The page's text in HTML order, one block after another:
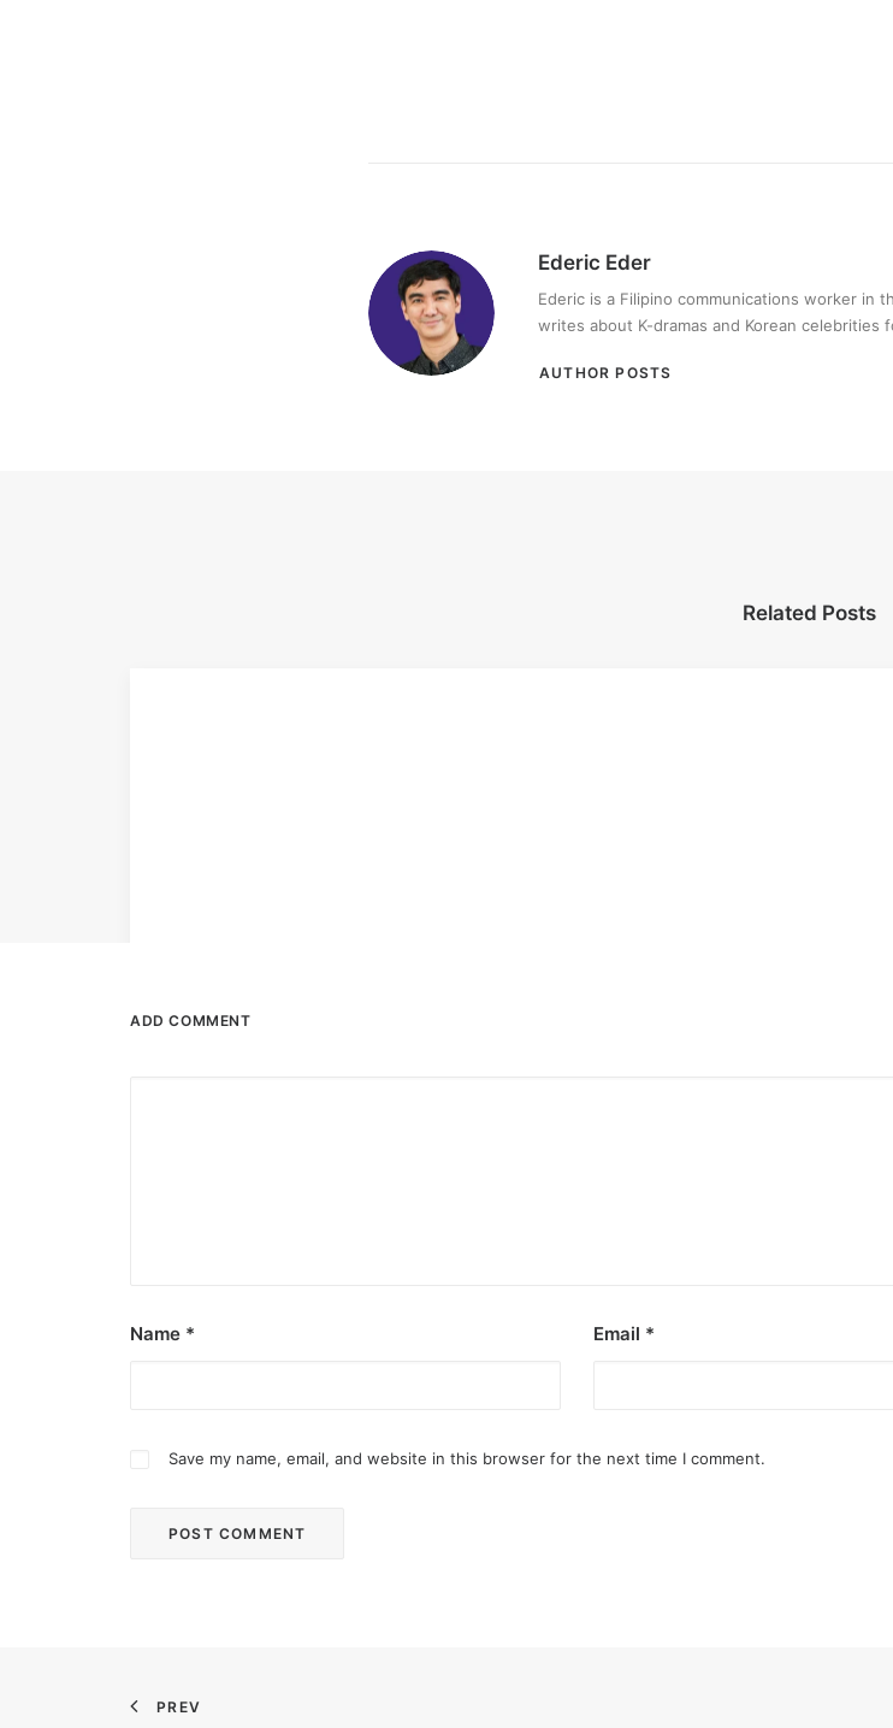
Ederic Eder
Ederic is a Filipino communications worker in
writes about K-dramas and Korean celebrities
AUTHOR POSTS
Related Posts
“From the Philippines to her home country of Canada, Pamela Anderson has made…
ADD COMMENT
Name * Email *
Save my name, email, and website in this browser for the next time I comment.
PREV